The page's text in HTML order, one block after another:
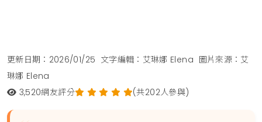
更新日期：2026/01/25 文字編輯：艾琳娜 Elena 圖片來源：艾
琳娜 Elena
3,520網友評分 (共202人參與)